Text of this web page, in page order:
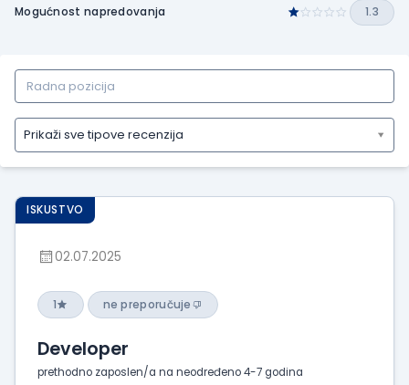
Mogućnost napredovanja 1.3
Prikaži sve tipove recenzija
Prikaži
sve
tipove
recenzija
iskustva
radu
utiske
ISKUSTVO
02.07.2025
1 ne preporučuje
Developer
prethodno zaposlen/a na neodređeno 4-7 godina